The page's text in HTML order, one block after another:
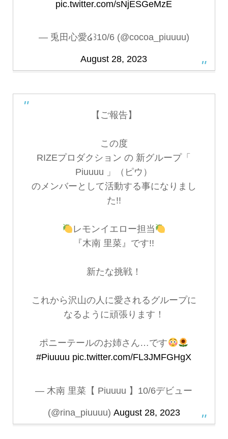
pic.twitter.com/sNjESGeMzE
— 兎田心愛໒꒱10/6 (@cocoa_piuuuu)
August 28, 2023
【ご報告】
この度
RIZEプロダクション の 新グループ「
Piuuuu 」（ピウ）
のメンバーとして活動する事になりまし
た!!
レモンイエロー担当
『木南 里菜』です!!
新たな挑戦！
これから沢山の人に愛されるグループに
なるように頑張ります！
ポニーテールのお姉さん…です
#Piuuuu pic.twitter.com/FL3JMFGHgX
— 木南 里菜【 Piuuuu 】10/6デビュー
(@rina_piuuuu) August 28, 2023